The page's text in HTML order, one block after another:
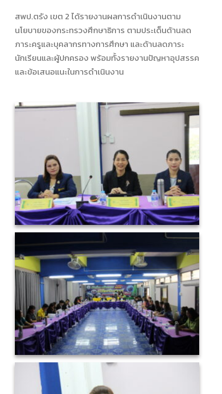
สพป.ตรัง เขต 2 ได้รายงานผลการดำเนินงานตาม
นโยบายของกระทรวงศึกษาธิการ ตามประเด็นด้านลด
ภาระครูและบุคลากรทางการศึกษา และด้านลดภาระ
นักเรียนและผู้ปกครอง พร้อมทั้งรายงานปัญหาอุปสรรค
และข้อเสนอแนะในการดำเนินงาน